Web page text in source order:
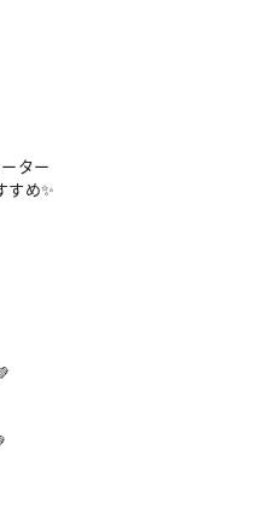
ター
すめ✨